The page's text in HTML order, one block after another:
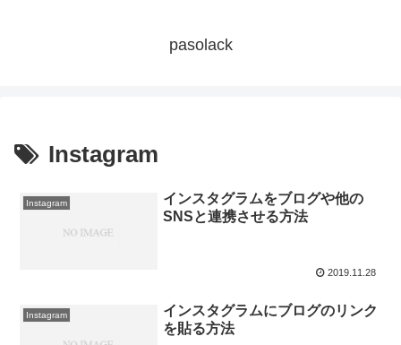
pasolack
Instagram
Instagram
インスタグラムをブログや他の
SNSと連携させる方法
2019.11.28
Instagram
インスタグラムにブログのリンク
を貼る方法